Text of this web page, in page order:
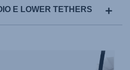
E LOWER TETHERS